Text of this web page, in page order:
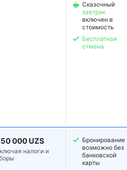
Сказочный
завтрак
включен в
стоимость
Бесплатная
отмена
000 UZS
налоги и
Бронирование
возможно без
банковской
карты